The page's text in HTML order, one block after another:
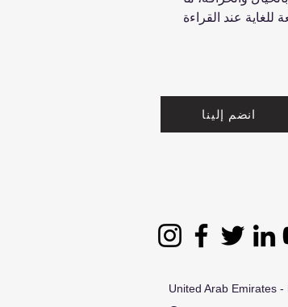
انضم إلينا
United Arab Emirates -